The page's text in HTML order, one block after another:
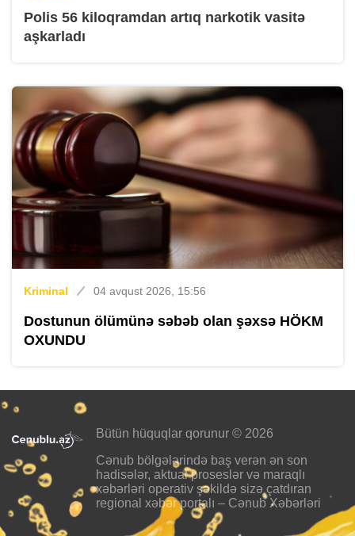
Polis 56 kiloqramdan artıq narkotik vasitə
aşkarladı
Kriminal 04 avqust 2026, 15:56
Dostunun ölümünə səbəb olan şəxsə HÖKM
OXUNDU
Bütün hüquqlar qorunur © 2026
Cənub bölgələrində baş verən ən son
hadisələr, aktual proseslər və maraqlı
xəbərləri operativ şəkildə sizə çatdıran
regional xəbər portalı – Cənub Xəbərləri